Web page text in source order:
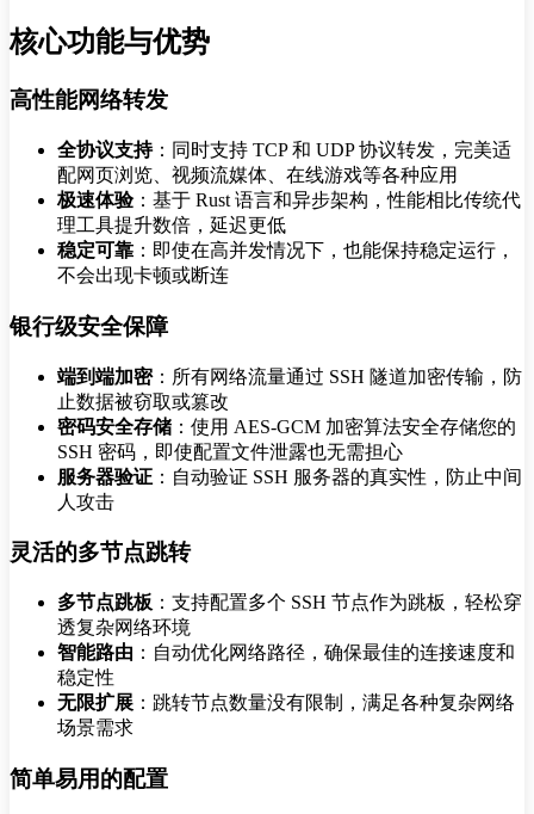
核心功能与优势
高性能网络转发
全协议支持：同时支持 TCP 和 UDP 协议转发，完美适
配网页浏览、视频流媒体、在线游戏等各种应用
极速体验：基于 Rust 语言和异步架构，性能相比传统代
理工具提升数倍，延迟更低
稳定可靠 ：即使在高并发情况下，也能保持稳定运行，
不会出现卡顿或断连
银行级安全保障
端到端加密：所有网络流量通过 SSH 隧道加密传输，防
止数据被窃取或篡改
密码安全存储 ：使用 AES-GCM 加密算法安全存储您的
SSH 密码，即使配置文件泄露也无需担心
服务器验证 ：自动验证 SSH 服务器的真实性，防止中间
人攻击
灵活的多节点跳转
多节点跳板 ：支持配置多个 SSH 节点作为跳板，轻松穿
透复杂网络环境
智能路由 ：自动优化网络路径，确保最佳的连接速度和
稳定性
无限扩展 ：跳转节点数量没有限制，满足各种复杂网络
场景需求
简单易用的配置